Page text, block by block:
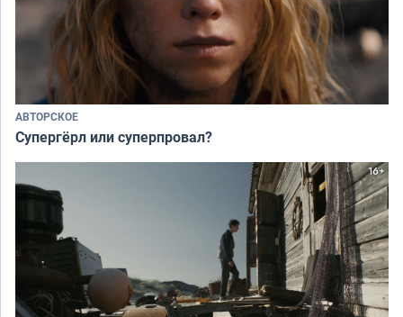
АВТОРСКОЕ
Супергёрл или суперпровал?